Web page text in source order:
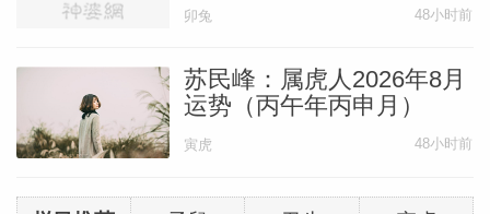
卯兔 48小时前
苏民峰：属虎人2026年8月
运势（丙午年丙申月）
寅虎 48小时前